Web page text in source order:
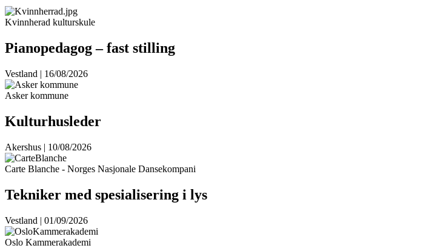
Kvinnherad kulturskule
Pianopedagog – fast stilling
Vestland | 16/08/2026
Asker kommune
Kulturhusleder
Akershus | 10/08/2026
Carte Blanche - Norges Nasjonale Dansekompani
Tekniker med spesialisering i lys
Vestland | 01/09/2026
Oslo Kammerakademi